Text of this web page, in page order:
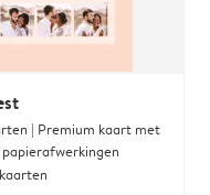
| Premium kaart met
papierafwerkingen